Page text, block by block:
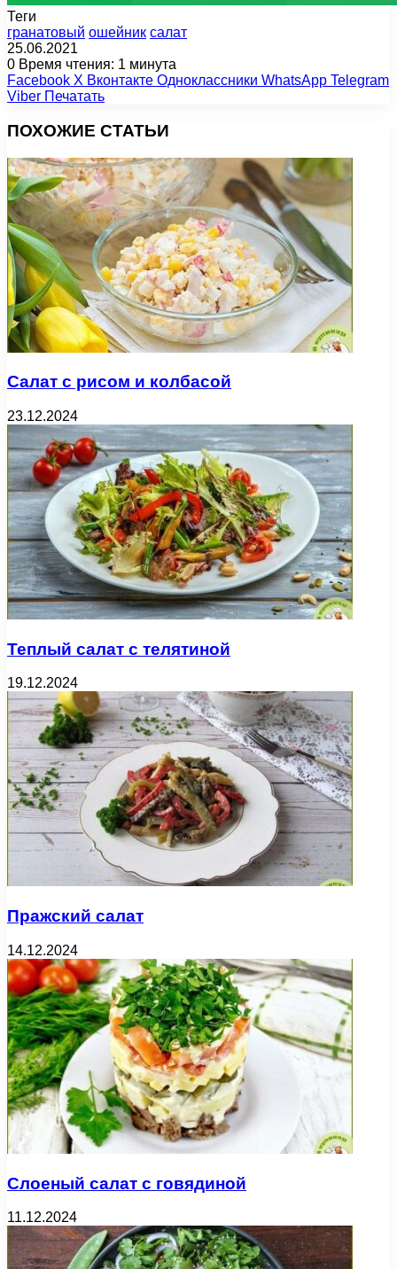
Теги
гранатовый ошейник салат
25.06.2021
0 Время чтения: 1 минута
Facebook X Вконтакте Одноклассники WhatsApp Telegram
Viber Печатать
ПОХОЖИЕ СТАТЬИ
Салат с рисом и колбасой
23.12.2024
Теплый салат с телятиной
19.12.2024
Пражский салат
14.12.2024
Слоеный салат с говядиной
11.12.2024